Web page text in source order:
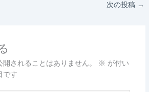
次の投稿 →
されることはありません。 ※ が付い
です